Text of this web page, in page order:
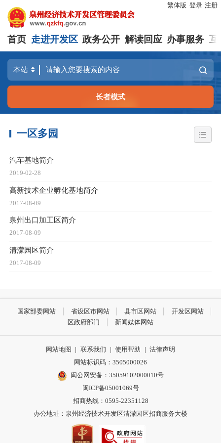
繁体版 登录 注册
首页 走进开发区 政务公开 解读回应 办事服务 互
长者模式
一区多园
汽车基地简介
2019-02-28
高新技术企业孵化基地简介
2017-08-09
泉州出口加工区简介
2017-08-09
清濛园区简介
2017-08-09
国家部委网站 省设区市网站 县市区网站
开发区网站
区政府部门
新闻媒体网站
网站地图 | 联系我们 | 使用帮助 | 法律声明
网站标识码：3505000026
闽公网安备：35059102000010号
闽ICP备05001069号
招商热线：0595-22351128
办公地址：泉州经济技术开发区清濛园区招商服务大楼